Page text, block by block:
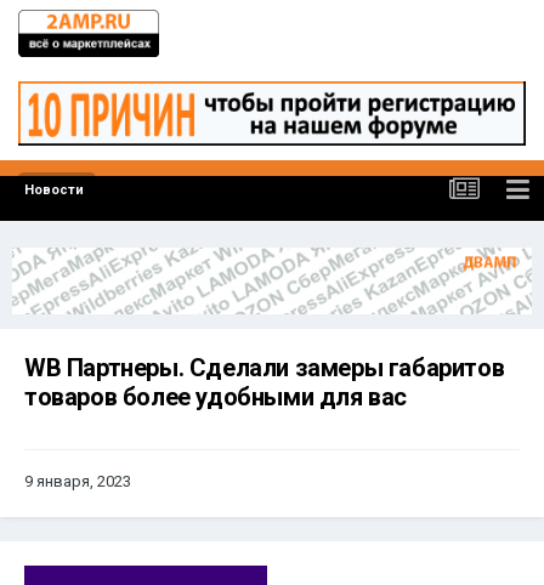
Новости
WB Партнеры. Сделали замеры габаритов
товаров более удобными для вас
9 января, 2023